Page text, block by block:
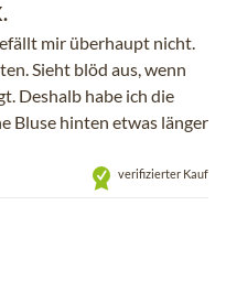
mir überhaupt nicht.
Sieht blöd aus, wenn
Deshalb habe ich die
Bluse hinten etwas länger
verifizierter Kauf